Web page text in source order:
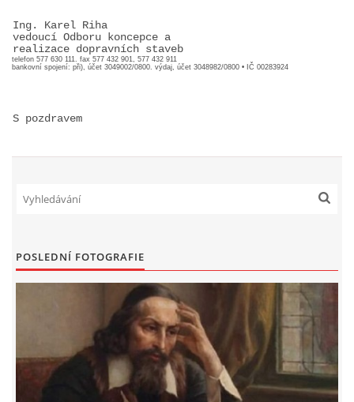
ZASTUPITELSTVO
SPOLEK SPRAVEDLNOST PRO BYTOVÁ DRUŽSTVA
DŮLEŽITÁ TELEFONNÍ ČÍSLA
MOHLO BY SE VÁM HODIT!
VIDEO
Ing. Karel Riha
vedoucí Odboru koncepce a
realizace dopravních staveb
telefon 577 630 111. fax 577 432 901, 577 432 911
bankovní spojení: při), účet 3049002/0800. výdaj, účet 3048982/0800 • IČ 00283924
S pozdravem
POSLEDNÍ FOTOGRAFIE